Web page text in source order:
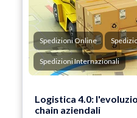
Spedizioni Online
Spedizioni Internazionali
Logistica 4.0:
chain aziendali